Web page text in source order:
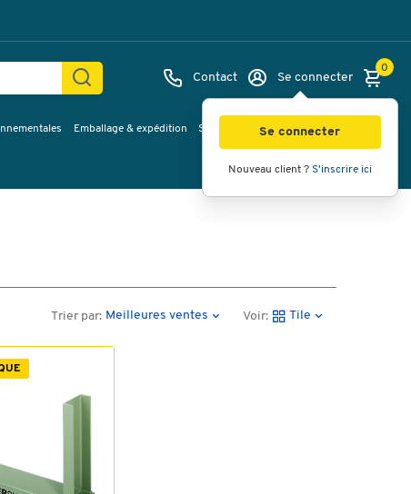
Contact Se connecter
Se connecter
Nouveau client ? S'inscrire ici
0
Emballage & expédition Service & Planification Inspirations
Trier par: Meilleures ventes Voir: Tile